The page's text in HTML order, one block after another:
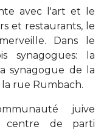
avec l'art et le
et restaurants, le
Dans le
synagogues: la
synagogue de la
rue Rumbach.
juive
centre de parti